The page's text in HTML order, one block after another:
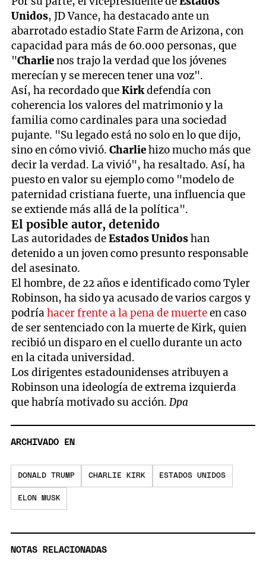
Unidos, JD Vance, ha destacado ante un
abarrotado estadio State Farm de Arizona, con
capacidad para más de 60.000 personas, que
"Charlienos trajo la verdad que los jóvenes
merecían y se merecen tener una voz".
Así, ha recordado queKirkdefendía con
coherencia los valores del matrimonio y la
familia como cardinales para una sociedad
pujante. "Su legado está no solo en lo que dijo,
sino en cómo vivió.Charliehizo mucho más que
decir la verdad. La vivió", ha resaltado. Así, ha
puesto en valor su ejemplo como "modelo de
paternidad cristiana fuerte, una influencia que
se extiende más allá de la política".
El posible autor, detenido
Las autoridades deEstados Unidoshan
detenido a un joven como presunto responsable
del asesinato.
El hombre, de 22 años e identificado como Tyler
Robinson, ha sido ya acusado de varios cargos y
podríahacer frente a la pena de muerteen caso
de ser sentenciado con la muerte de Kirk, quien
recibió un disparo en el cuello durante un acto
en la citada universidad.
Los dirigentes estadounidenses atribuyen a
Robinson una ideología de extrema izquierda
que habría motivado su acción.Dpa
ARCHIVADO EN
DONALD TRUMP CHARLIE KIRK ESTADOS UNIDOS
ELON MUSK
NOTAS RELACIONADAS